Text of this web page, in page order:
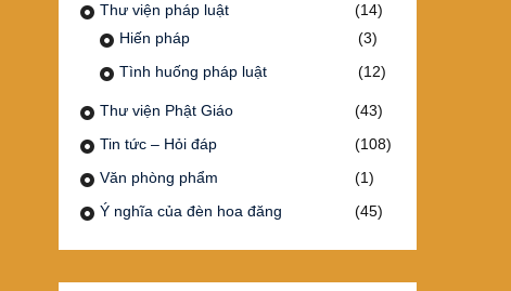
Thư viện pháp luật
(14)
Hiến pháp
(3)
Tình huống pháp luật
(12)
Thư viện Phật Giáo
(43)
Tin tức – Hỏi đáp
(108)
Văn phòng phẩm
(1)
Ý nghĩa của đèn hoa đăng
(45)